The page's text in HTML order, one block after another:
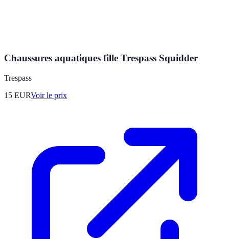
Chaussures aquatiques fille Trespass Squidder
Trespass
15 EURVoir le prix